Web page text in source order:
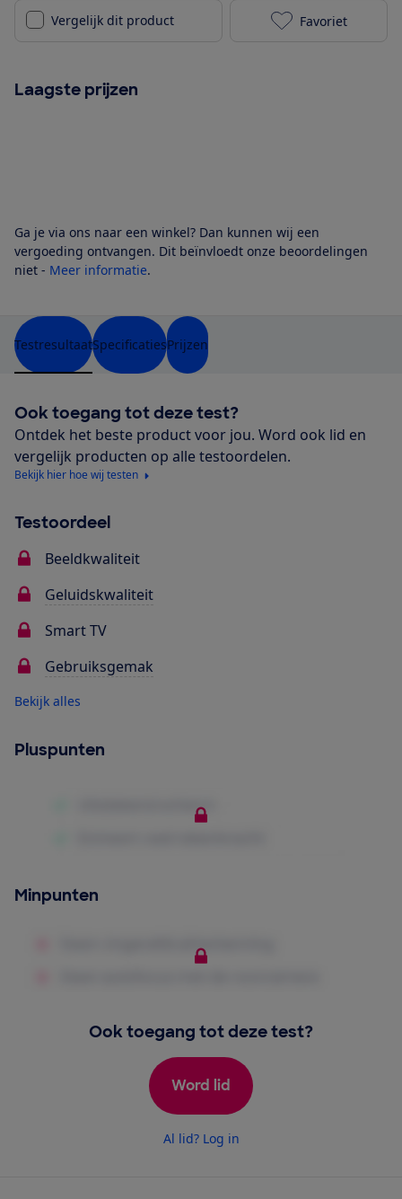
Vergelijk dit product Samsung
Favoriet
Laagste prijzen
Ga je via ons naar een winkel? Dan kunnen wij een
vergoeding ontvangen. Dit beïnvloedt onze beoordelingen
niet - Meer informatie.
TestresultaatSpecificatiesPrijzen
Ook toegang tot deze test?
Ontdek het beste product voor jou. Word ook lid en
vergelijk producten op alle testoordelen.
Bekijk hier hoe wij testen
Testoordeel
Beeldkwaliteit
Geluidskwaliteit
Smart TV
Gebruiksgemak
Bekijk alles
Pluspunten
Minpunten
Ook toegang tot deze test?
Word lid
Al lid? Log in